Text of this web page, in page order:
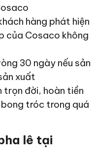
hàng phát hiện
của Cosaco không
30 ngày nếu sản
xuất
trọn đời, hoàn tiền
bong tróc trong quá
lê tại